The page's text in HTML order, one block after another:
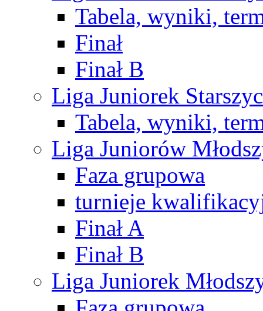
Tabela, wyniki,
Finał
Finał B
Liga Juniorek
Tabela, wyniki,
Liga Juniorów
Faza grupowa
turnieje
Finał A
Finał B
Liga Juniorek